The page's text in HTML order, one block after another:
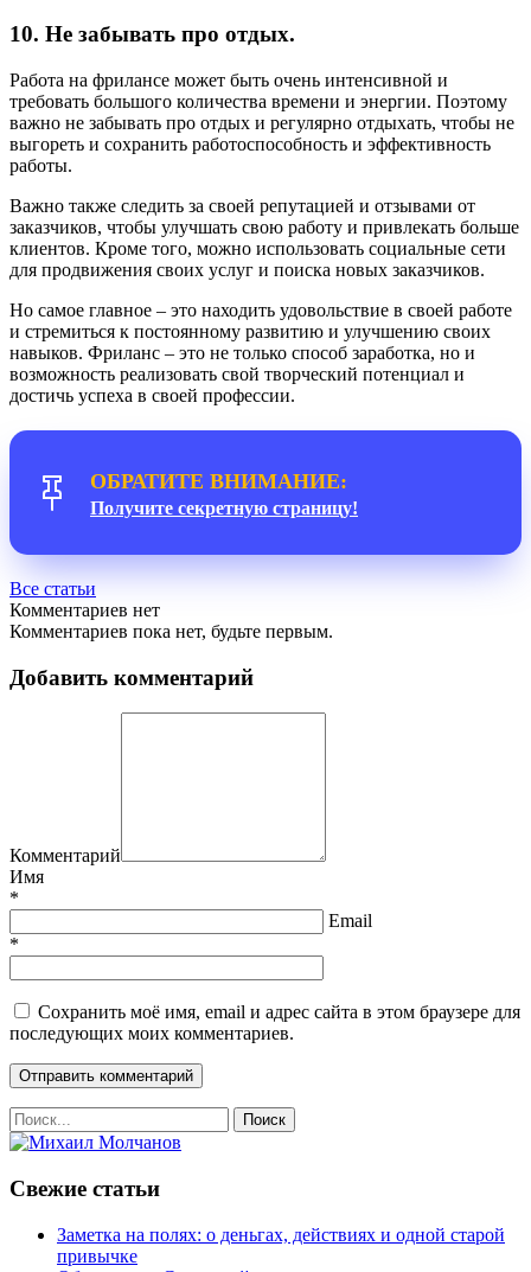
10. Не забывать про отдых.
Работа на фрилансе может быть очень интенсивной и
требовать большого количества времени и энергии. Поэтому
важно не забывать про отдых и регулярно отдыхать, чтобы не
выгореть и сохранить работоспособность и эффективность
работы.
Важно также следить за своей репутацией и отзывами от
заказчиков, чтобы улучшать свою работу и привлекать больше
клиентов. Кроме того, можно использовать социальные сети
для продвижения своих услуг и поиска новых заказчиков.
Но самое главное – это находить удовольствие в своей работе
и стремиться к постоянному развитию и улучшению своих
навыков. Фриланс – это не только способ заработка, но и
возможность реализовать свой творческий потенциал и
достичь успеха в своей профессии.
ОБРАТИТЕ ВНИМАНИЕ:
Получите секретную страницу!
Все статьи
Комментариев нет
Комментариев пока нет, будьте первым.
Добавить комментарий
Комментарий
Имя
*
Email
*
Сохранить моё имя, email и адрес сайта в этом браузере для
последующих моих комментариев.
Свежие статьи
Заметка на полях: о деньгах, действиях и одной старой
привычке